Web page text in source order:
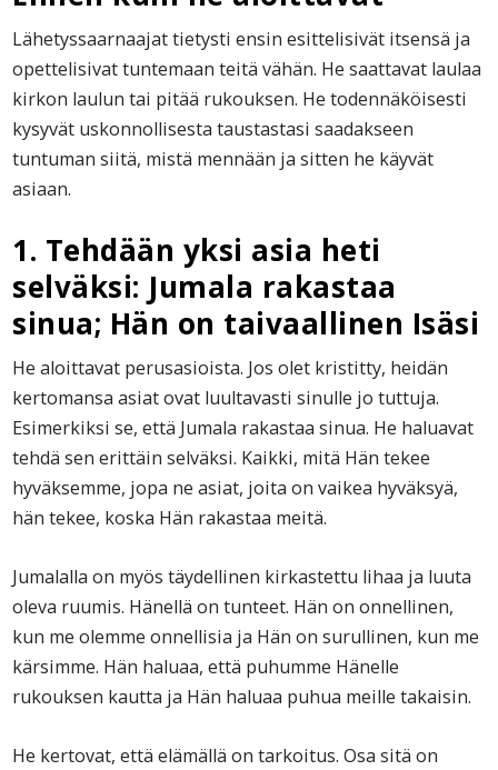
Lähetyssaarnaajat tietysti ensin esittelisivät itsensä ja
opettelisivat tuntemaan teitä vähän. He saattavat laulaa
kirkon laulun tai pitää rukouksen. He todennäköisesti
kysyvät uskonnollisesta taustastasi saadakseen
tuntuman siitä, mistä mennään ja sitten he käyvät
asiaan.
1. Tehdään yksi asia heti
selväksi: Jumala rakastaa
sinua; Hän on taivaallinen Isäsi
He aloittavat perusasioista. Jos olet kristitty, heidän
kertomansa asiat ovat luultavasti sinulle jo tuttuja.
Esimerkiksi se, että Jumala rakastaa sinua. He haluavat
tehdä sen erittäin selväksi. Kaikki, mitä Hän tekee
hyväksemme, jopa ne asiat, joita on vaikea hyväksyä,
hän tekee, koska Hän rakastaa meitä.
Jumalalla on myös täydellinen kirkastettu lihaa ja luuta
oleva ruumis. Hänellä on tunteet. Hän on onnellinen,
kun me olemme onnellisia ja Hän on surullinen, kun me
kärsimme. Hän haluaa, että puhumme Hänelle
rukouksen kautta ja Hän haluaa puhua meille takaisin.
He kertovat, että elämällä on tarkoitus. Osa sitä on